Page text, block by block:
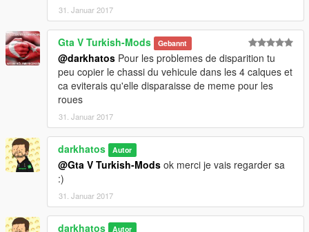
31. Januar 2017
Gta V Turkish-Mods Gebannt
@darkhatos Pour les problemes de disparition tu
peu copier le chassi du vehicule dans les 4 calques et
ca eviterais qu'elle disparaisse de meme pour les
roues
31. Januar 2017
darkhatos Autor
@Gta V Turkish-Mods ok merci je vais regarder sa
:)
31. Januar 2017
darkhatos Autor